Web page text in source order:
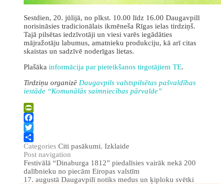
Sestdien, 20. jūlijā, no plkst. 10.00 līdz 16.00 Daugavpilī
norisināsies tradicionālais ikmēneša Rīgas ielas tirdziņš.
Tajā pilsētas iedzīvotāji un viesi varēs iegādāties
mājražotāju labumus, amatnieku produkciju, kā arī citas
skaistas un sadzīvē noderīgas lietas.
Plašāka informācija par pieteikšanos tirgotājiem TE.
Tirdziņu organizē Daugavpils valstspilsētas pašvaldības
iestāde “Komunālās saimniecības pārvalde”
PrintFriendly
Facebook
Twitter
Share
Categories Citi pasākumi, Izklaide
Post navigation
Festivālā “Dinaburga 1812” piedalīsies vairāk nekā 200
dalībnieku no piecām Eiropas valstīm
17. augustā Daugavpilī notiks medus un ķiploku svētki